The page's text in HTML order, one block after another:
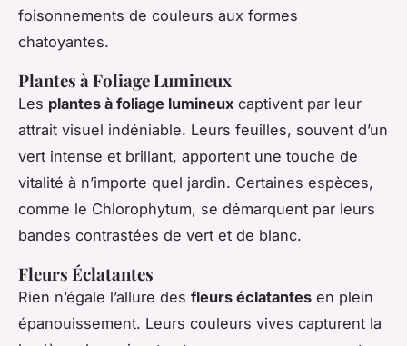
foisonnements de couleurs aux formes
chatoyantes.
Plantes à Foliage Lumineux
Les plantes à foliage lumineux captivent par leur
attrait visuel indéniable. Leurs feuilles, souvent d’un
vert intense et brillant, apportent une touche de
vitalité à n’importe quel jardin. Certaines espèces,
comme le Chlorophytum, se démarquent par leurs
bandes contrastées de vert et de blanc.
Fleurs Éclatantes
Rien n’égale l’allure des fleurs éclatantes en plein
épanouissement. Leurs couleurs vives capturent la